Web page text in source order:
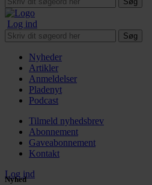
Log ind
Søg
Nyheder
Artikler
Anmeldelser
Pladenyt
Podcast
Tilmeld nyhedsbrev
Abonnement
Gaveabonnement
Kontakt
Log ind
Nyhed